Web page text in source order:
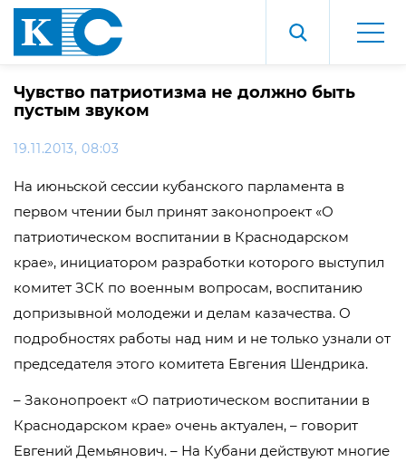
Чувство патриотизма не должно быть
пустым звуком
19.11.2013, 08:03
На июньской сессии кубанского парламента в
первом чтении был принят законопроект «О
патриотическом воспитании в Краснодарском
крае», инициатором разработки которого выступил
комитет ЗСК по военным вопросам, воспитанию
допризывной молодежи и делам казачества. О
подробностях работы над ним и не только узнали от
председателя этого комитета Евгения Шендрика.
– Законопроект «О патриотическом воспитании в
Краснодарском крае» очень актуален, – говорит
Евгений Демьянович. – На Кубани действуют многие